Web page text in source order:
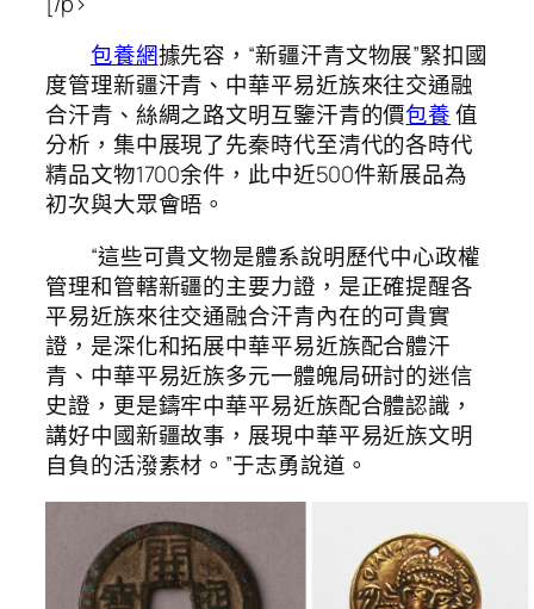
包養網據先容，“新疆汗青文物展”緊扣國
度管理新疆汗青、中華平易近族來往交通融
合汗青、絲綢之路文明互鑒汗青的價包養值
分析，集中展現了先秦時代至清代的各時代
精品文物1700余件，此中近500件新展品為
初次與大眾會晤。
“這些可貴文物是體系說明歷代中心政權
管理和管轄新疆的主要力證，是正確提醒各
平易近族來往交通融合汗青內在的可貴實
證，是深化和拓展中華平易近族配合體汗
青、中華平易近族多元一體魄局研討的迷信
史證，更是鑄牢中華平易近族配合體認識，
講好中國新疆故事，展現中華平易近族文明
自負的活潑素材。”于志勇說道。